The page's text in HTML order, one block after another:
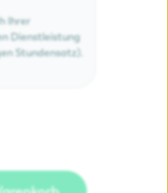
Ihrer
Dienstleistung
Stundensatz).
Wert ein